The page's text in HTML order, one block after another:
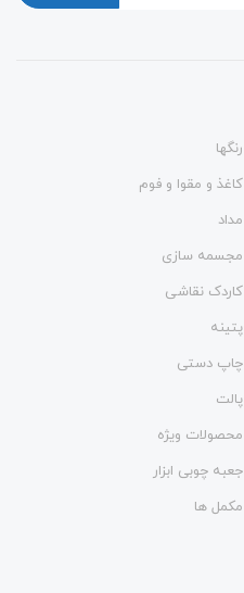
رنگها
کاغذ و مقوا و فوم
مداد
مجسمه سازی
کاردک نقاشی
پتینه
چاپ دستی
پالت
محصولات ویژه
جعبه چوبی ابزار
مکمل ها